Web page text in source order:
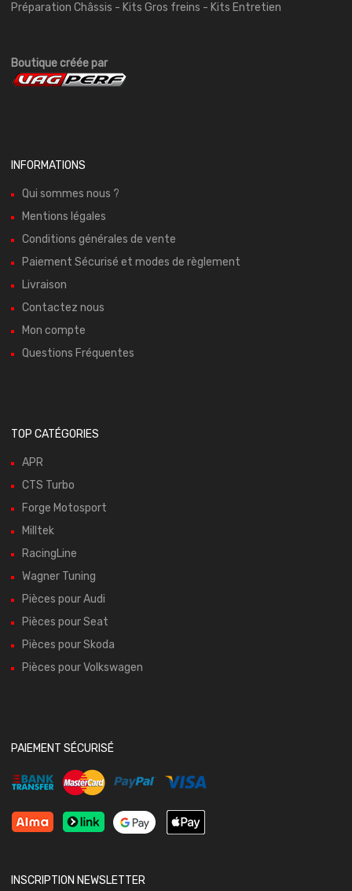
Préparation Châssis - Kits Gros freins - Kits Entretien
Boutique créée par
INFORMATIONS
Qui sommes nous ?
Mentions légales
Conditions générales de vente
Paiement Sécurisé et modes de règlement
Livraison
Contactez nous
Mon compte
Questions Fréquentes
TOP CATÉGORIES
APR
CTS Turbo
Forge Motosport
Milltek
RacingLine
Wagner Tuning
Pièces pour Audi
Pièces pour Seat
Pièces pour Skoda
Pièces pour Volkswagen
PAIEMENT SÉCURISÉ
INSCRIPTION NEWSLETTER